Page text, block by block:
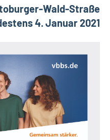
Wald-Straße
4. Januar 2021